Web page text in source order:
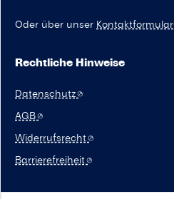
Oder über unser Kontaktformular
Rechtliche Hinweise
Datenschutz
AGB
Widerrufsrecht
Barrierefreiheit